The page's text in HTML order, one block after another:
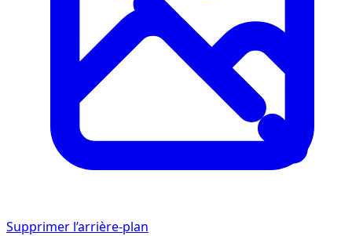
Supprimer l’arrière-plan